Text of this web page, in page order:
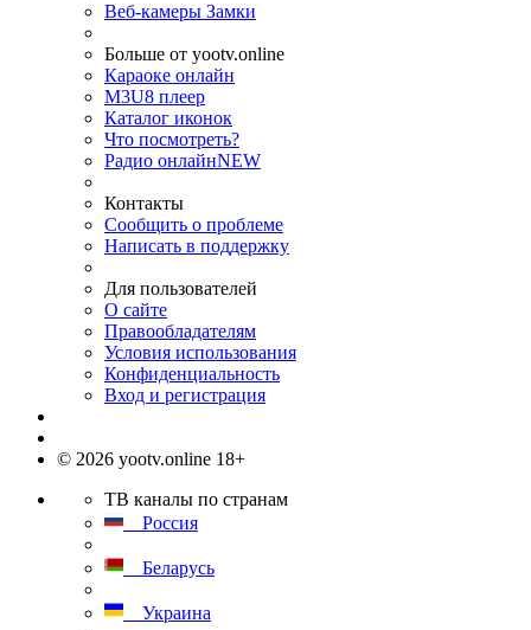
Веб-камеры Замки
Больше от yootv.online
Караоке онлайн
M3U8 плеер
Каталог иконок
Что посмотреть?
Радио онлайнNEW
Контакты
Сообщить о проблеме
Написать в поддержку
Для пользователей
О сайте
Правообладателям
Условия использования
Конфиденциальность
Вход и регистрация
© 2026 yootv.online 18+
ТВ каналы по странам
Россия
Беларусь
Украина